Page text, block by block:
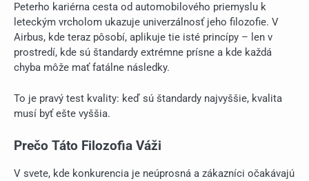
Peterho kariérna cesta od automobilového priemyslu k
leteckým vrcholom ukazuje univerzálnosť jeho filozofie. V
Airbus, kde teraz pôsobí, aplikuje tie isté princípy – len v
prostredí, kde sú štandardy extrémne prísne a kde každá
chyba môže mať fatálne následky.
To je pravý test kvality: keď sú štandardy najvyššie, kvalita
musí byť ešte vyššia.
Prečo Táto Filozofia Váži
V svete, kde konkurencia je neúprosná a zákazníci očakávajú